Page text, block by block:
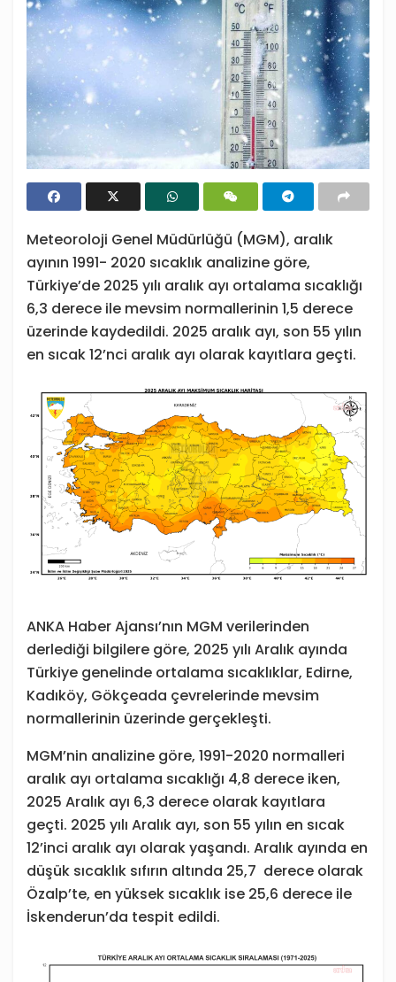
Meteoroloji Genel Müdürlüğü (MGM), aralık
ayının 1991- 2020 sıcaklık analizine göre,
Türkiye’de 2025 yılı aralık ayı ortalama sıcaklığı
6,3 derece ile mevsim normallerinin 1,5 derece
üzerinde kaydedildi. 2025 aralık ayı, son 55 yılın
en sıcak 12’nci aralık ayı olarak kayıtlara geçti.
ANKA Haber Ajansı’nın MGM verilerinden
derlediği bilgilere göre, 2025 yılı Aralık ayında
Türkiye genelinde ortalama sıcaklıklar, Edirne,
Kadıköy, Gökçeada çevrelerinde mevsim
normallerinin üzerinde gerçekleşti.
MGM’nin analizine göre, 1991-2020 normalleri
aralık ayı ortalama sıcaklığı 4,8 derece iken,
2025 Aralık ayı 6,3 derece olarak kayıtlara
geçti. 2025 yılı Aralık ayı, son 55 yılın en sıcak
12’inci aralık ayı olarak yaşandı. Aralık ayında en
düşük sıcaklık sıfırın altında 25,7 derece olarak
Özalp’te, en yüksek sıcaklık ise 25,6 derece ile
İskenderun’da tespit edildi.